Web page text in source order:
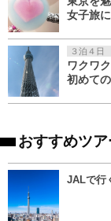
女子旅
３泊４日
ワクワ
初めて
おすすめツア
JALで行